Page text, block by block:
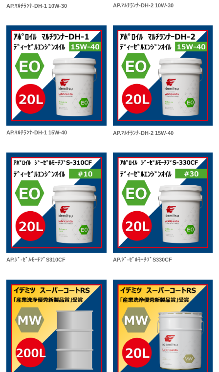
AP.ﾏﾙﾁﾗﾝﾅ-DH-1 10W-30 AP.ﾏﾙﾁﾗﾝﾅ-DH-2 10W-30
AP.ﾏﾙﾁﾗﾝﾅ-DH-1 15W-40 AP.ﾏﾙﾁﾗﾝﾅ-DH-2 15W-40
AP.ｼﾞ-ｾﾞﾙﾓｰﾁﾌﾞS310CF AP.ｼﾞ-ｾﾞﾙﾓｰﾁﾌﾞS330CF